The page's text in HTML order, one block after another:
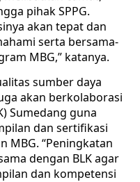
pihak SPPG.
akan tepat dan
serta bersama-
MBG,” katanya.
sumber daya
akan berkolaborasi
Sumedang guna
dan sertifikasi
MBG. “Peningkatan
dengan BLK agar
dan kompetensi